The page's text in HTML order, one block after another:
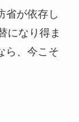
省が依存し
になり得ま
ら、今こそ